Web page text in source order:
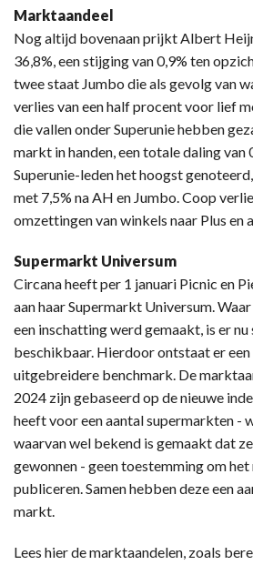
Marktaandeel
Nog altijd bovenaan prijkt Albert
36,8%, een stijging van 0,9% ten
twee staat Jumbo die als gevolg van
verlies van een half procent voor lief
die vallen onder Superunie hebben
markt in handen, een totale daling van
Superunie-leden het hoogst
met 7,5% na AH en Jumbo. Coop
omzettingen van winkels naar Plus en
Supermarkt Universum
Circana heeft per 1 januari Picnic en
aan haar Supermarkt Universum.
een inschatting werd gemaakt, is er
beschikbaar. Hierdoor ontstaat er
uitgebreidere benchmark. De
2024 zijn gebaseerd op de nieuwe
heeft voor een aantal supermarkten -
waarvan wel bekend is gemaakt dat
gewonnen - geen toestemming om
publiceren. Samen hebben deze een
markt.
Lees hier de marktaandelen, zoals